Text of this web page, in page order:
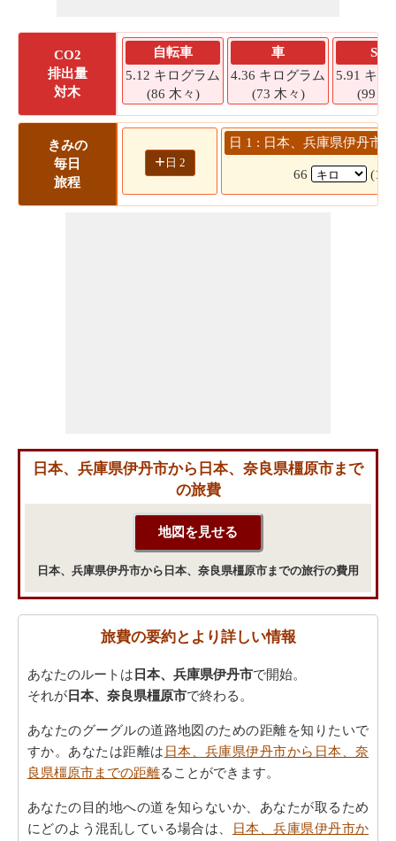
CO2
排出量
対木
自転車
5.12 キログラム
(86 木々)
車
4.36 キログラム
(73 木々)
SUV
5.91 キロ
(99 木
きみの
毎日
旅程
+ 日 2
日 1 : 日本、兵庫県伊丹市
66 (1
日本、兵庫県伊丹市から日本、奈良県橿原市まで
の旅費
日本、兵庫県伊丹市から日本、奈良県橿原市までの旅行の費用
旅費の要約とより詳しい情報
あなたのルートは 日本、兵庫県伊丹市で開始。
それが 日本、奈良県橿原市で終わる。
あなたのグーグルの道路地図のための距離を知りたいで
すか。あなたは距離は 日本、兵庫県伊丹市から日本、奈
良県橿原市までの距離ることができます。
あなたの目的地への道を知らないか、あなたが取るため
にどのよう混乱している場合は、
日本、兵庫県伊丹市か